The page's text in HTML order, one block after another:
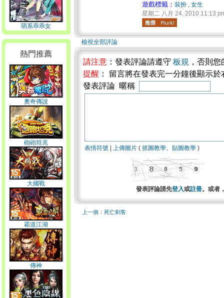
萌系乖乖女
熱門推薦
奧奇傳說
砲砲坦克
大國戰
霸道江湖
傳神
遊戲標籤： 裝扮 , 女生
星期二 八月 24, 2010 11:13
檢視全部評論
請注意 ：發表評論請遵守 板規 ，否則
提醒 ： 留言將在發表完一分鐘後顯示
發表評論 暱稱
表情符號 上傳圖片 ( 抓圖教學、 貼圖教學 )
發表評論請先登入或註冊。或者
上一個：死亡刺客